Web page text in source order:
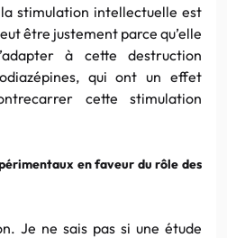
stimulation intellectuelle est
être justement parce qu’elle
à cette destruction
qui ont un effet
cette stimulation
en faveur du rôle des
Je ne sais pas si une étude